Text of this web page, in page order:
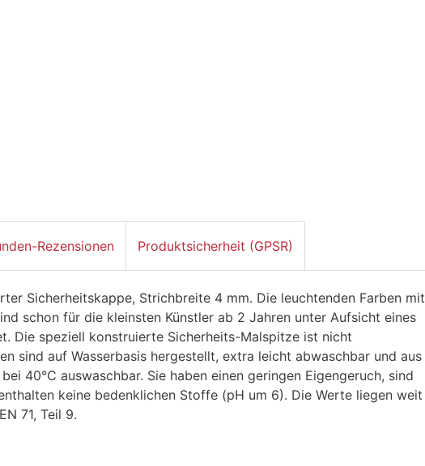
Rezensionen Produktsicherheit (GPSR)
Sicherheitskappe, Strichbreite 4 mm. Die leuchtenden Farben mit
schon für die kleinsten Künstler ab 2 Jahren unter Aufsicht eines
Die speziell konstruierte Sicherheits-Malspitze ist nicht
sind auf Wasserbasis hergestellt, extra leicht abwaschbar und aus
40°C auswaschbar. Sie haben einen geringen Eigengeruch, sind
keine bedenklichen Stoffe (pH um 6). Die Werte liegen weit
71, Teil 9.